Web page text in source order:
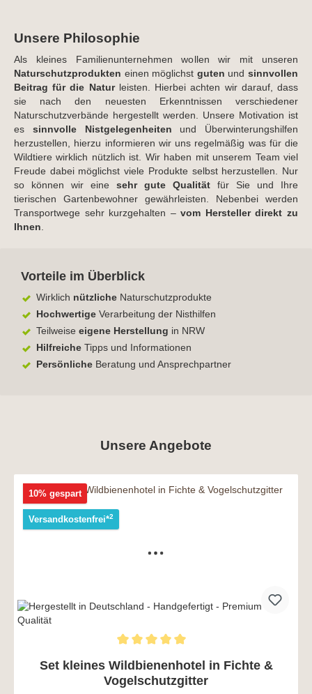
Unsere Philosophie
Als kleines Familienunternehmen wollen wir mit unseren
Naturschutzprodukten einen möglichst guten undsinnvollen
Beitrag für die Naturleisten. Hierbei achten wir darauf, dass
sie nach den neuesten Erkenntnissen verschiedener
Naturschutzverbände hergestellt werden. Unsere Motivation ist
es sinnvolle Nistgelegenheiten und Überwinterungshilfen
herzustellen, hierzu informieren wir uns regelmäßig was für die
Wildtiere wirklich nützlich ist. Wir haben mit unserem Team viel
Freude dabei möglichst viele Produkte selbst herzustellen. Nur
so können wir eine sehr gute Qualität für Sie und Ihre
tierischen Gartenbewohner gewährleisten. Nebenbei werden
Transportwege sehr kurzgehalten –vom Hersteller direkt zu
Ihnen
Vorteile im Überblick
Wirklich nützliche Naturschutzprodukte
Hochwertige Verarbeitung der Nisthilfen
Teilweise eigene Herstellung in NRW
Hilfreiche Tipps und Informationen
Persönliche Beratung und Ansprechpartner
Unsere Angebote
10% gespart
Versandkostenfrei*2
Set kleines Wildbienenhotel in Fichte &
Vogelschutzgitter